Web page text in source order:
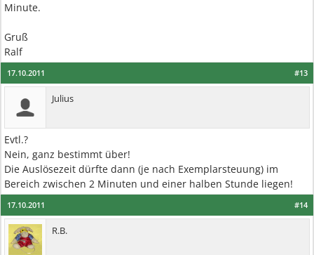
Minute.
Gruß
Ralf
#13
17.10.2011
Julius
Evtl.?
Nein, ganz bestimmt über!
Die Auslösezeit dürfte dann (je nach Exemplarsteuung) im
Bereich zwischen 2 Minuten und einer halben Stunde liegen!
#14
17.10.2011
R.B.